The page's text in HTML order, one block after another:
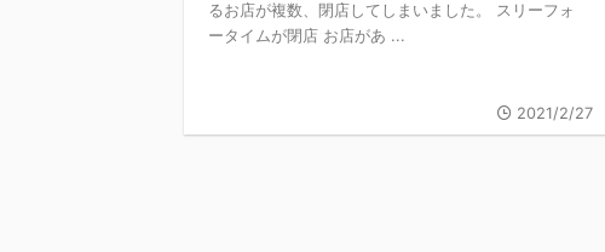
るお店が複数、閉店してしまいました。 スリーフォ
ータイムが閉店 お店があ ...
2021/2/27